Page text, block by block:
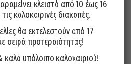
Προσθήκη στο καλάθι
κλειστό από 10 έως 16
καλοκαιρινές διακοπές.
θα εκτελεστούν από 17
σειρά προτεραιότητας!
καλό υπόλοιπο καλοκαιριού!